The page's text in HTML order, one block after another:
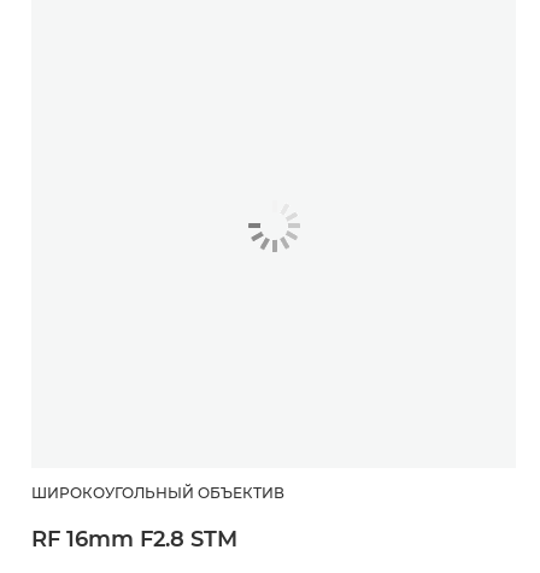
ШИРОКОУГОЛЬНЫЙ ОБЪЕКТИВ
RF 16mm F2.8 STM